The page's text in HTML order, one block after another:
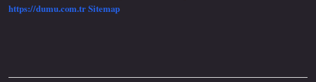
https://dumu.com.trSitemap